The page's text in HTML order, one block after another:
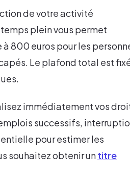
de votre activité
plein vous permet
800 euros pour les
Le plafond total est
immédiatement vos
successifs,
pour estimer les
souhaitez obtenir untitre